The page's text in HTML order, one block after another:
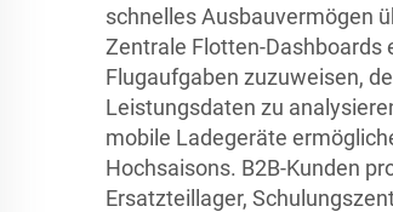
schnelles Ausbauvermögen
Zentrale Flotten-Dashboards
Flugaufgaben zuzuweisen,
Leistungsdaten zu
mobile Ladegeräte
Hochsaisons. B2B-Kunden
Ersatzteillager,